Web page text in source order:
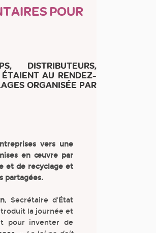
POUR
DISTRIBUTEURS,
AU RENDEZ-
ORGANISÉE PAR
vers une
en œuvre par
et de recyclage et
partagées.
, Secrétaire d’État
la journée et
pour inventer de